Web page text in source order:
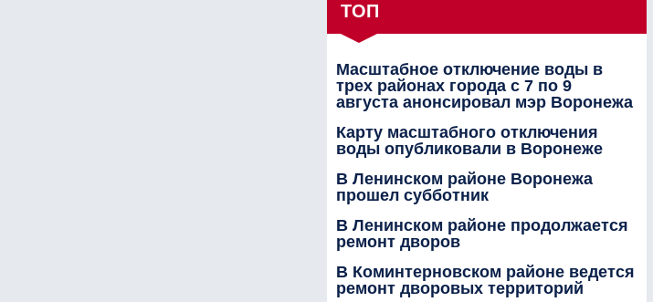
ТОП
Масштабное отключение воды в
трех районах города с 7 по 9
августа анонсировал мэр Воронежа
Карту масштабного отключения
воды опубликовали в Воронеже
В Ленинском районе Воронежа
прошел субботник
В Ленинском районе продолжается
ремонт дворов
В Коминтерновском районе ведется
ремонт дворовых территорий